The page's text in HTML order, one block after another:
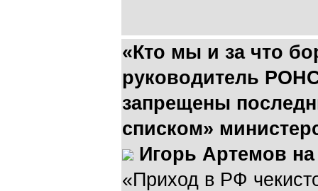
«Кто мы и за что
руководитель
запрещены
списком»
Игорь Артемов
«Приход в РФ